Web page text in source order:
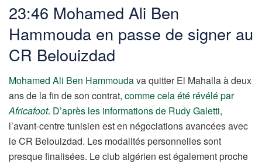
23:46 Mohamed Ali Ben
Hammouda en passe de signer au
CR Belouizdad
Mohamed Ali Ben Hammoudava quitter El Mahalla à deux
ans de la fin de son contrat, comme cela été révélé par
Africafoot. D’après les informations de Rudy Galetti,
l’avant-centre tunisien est en négociations avancées avec
le CR Belouizdad. Les modalités personnelles sont
presque finalisées. Le club algérien est également proche